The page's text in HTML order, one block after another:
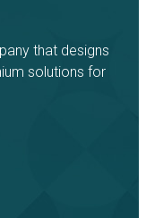
that designs
solutions for